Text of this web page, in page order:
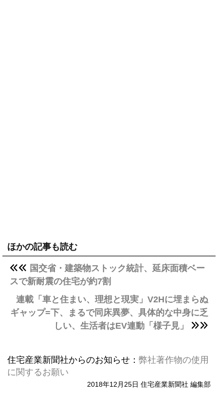
ほかの記事も読む
国交省・建築物ストック統計、延床面積ベー
スで新耐震の住宅が約7割
連載「車と住まい、理想と現実」V2Hに埋まらぬ
ギャップ=下、まるで同床異夢、具体的な中身に乏
しい、生活者はEV連動「様子見」
住宅産業新聞社からのお知らせ： 弊社著作物の使用
に関するお願い
2018年12月25日 住宅産業新聞社 編集部